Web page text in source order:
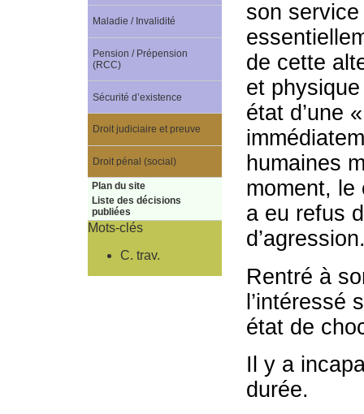
son
de cette
et
état d’une
humaines
moment, le
a eu refus
Rentré à
l’intéressé
état de
Il y a
durée.
Maladie / Invalidité
Pension / Prépension
(RCC)
Sécurité d’existence
Droit judiciaire et preuve
Droit pénal (social)
Plan du site
Liste des décisions
publiées
Mots-clés
C. trav.